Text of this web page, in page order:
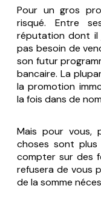
Pour un gros
risqué. Entre
réputation dont il
pas besoin de
son futur
bancaire. La
la promotion
la fois dans de
Mais pour vous,
choses sont plus
compter sur des
refusera de vous
de la somme